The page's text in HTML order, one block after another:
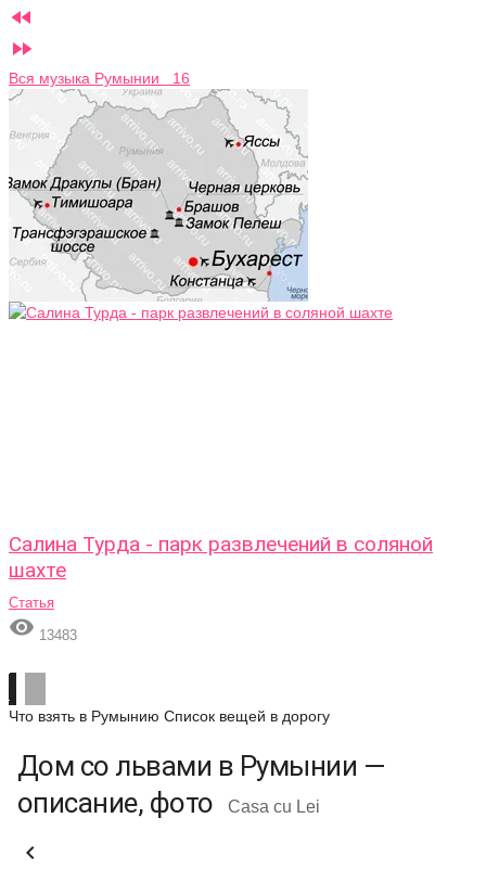


Вся музыка Румынии 16
Салина Турда - парк развлечений в соляной
шахте
Статья
 13483
Что взять в Румынию Список вещей в дорогу
Дом со львами в Румынии —
описание, фото
Casa cu Lei
